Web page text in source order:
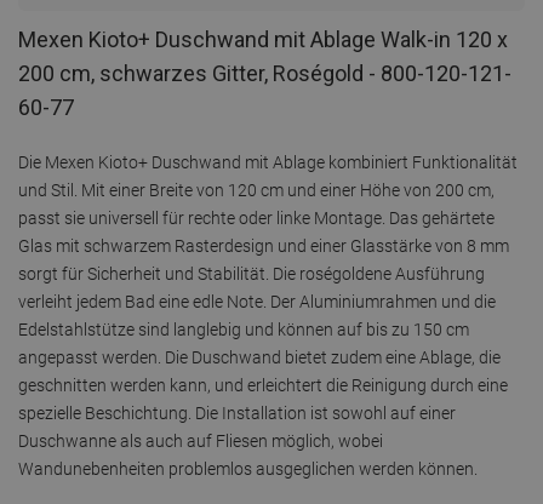
Mexen Kioto+ Duschwand mit Ablage Walk-in 120 x
200 cm, schwarzes Gitter, Roségold - 800-120-121-
60-77
Die Mexen Kioto+ Duschwand mit Ablage kombiniert Funktionalität
und Stil. Mit einer Breite von 120 cm und einer Höhe von 200 cm,
passt sie universell für rechte oder linke Montage. Das gehärtete
Glas mit schwarzem Rasterdesign und einer Glasstärke von 8 mm
sorgt für Sicherheit und Stabilität. Die roségoldene Ausführung
verleiht jedem Bad eine edle Note. Der Aluminiumrahmen und die
Edelstahlstütze sind langlebig und können auf bis zu 150 cm
angepasst werden. Die Duschwand bietet zudem eine Ablage, die
geschnitten werden kann, und erleichtert die Reinigung durch eine
spezielle Beschichtung. Die Installation ist sowohl auf einer
Duschwanne als auch auf Fliesen möglich, wobei
Wandunebenheiten problemlos ausgeglichen werden können.